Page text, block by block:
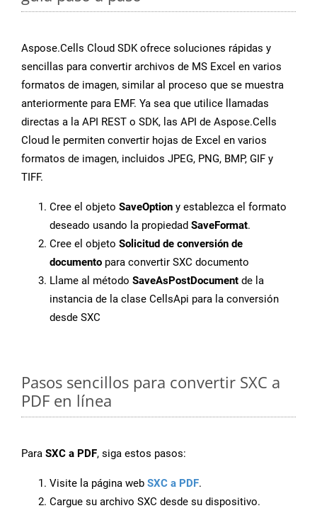
Aspose.Cells Cloud SDK ofrece soluciones rápidas y
sencillas para convertir archivos de MS Excel en varios
formatos de imagen, similar al proceso que se muestra
anteriormente para EMF. Ya sea que utilice llamadas
directas a la API REST o SDK, las API de Aspose.Cells
Cloud le permiten convertir hojas de Excel en varios
formatos de imagen, incluidos JPEG, PNG, BMP, GIF y
TIFF.
Cree el objeto SaveOption y establezca el formato
deseado usando la propiedad SaveFormat.
Cree el objeto Solicitud de conversión de
documento para convertir SXC documento
Llame al método SaveAsPostDocument de la
instancia de la clase CellsApi para la conversión
desde SXC
Pasos sencillos para convertir SXC a
PDF en línea
Para SXC a PDF, siga estos pasos:
Visite la página web SXC a PDF.
Cargue su archivo SXC desde su dispositivo.